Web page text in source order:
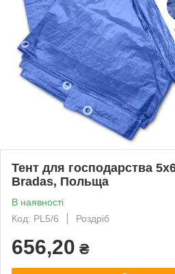
Тент для господарства
Bradas, Польща
В наявності
Код: PL5/6
Роздріб
656,20 ₴